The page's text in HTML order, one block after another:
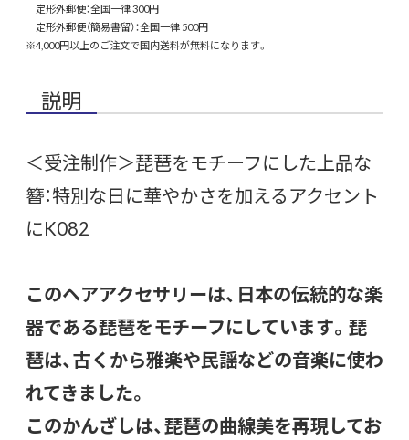
定形外郵便：全国一律 300円
定形外郵便（簡易書留）：全国一律 500円
※4,000円以上のご注文で国内送料が無料になります。
説明
＜受注制作＞琵琶をモチーフにした上品な
簪：特別な日に華やかさを加えるアクセント
にK082
このヘアアクセサリーは、日本の伝統的な楽
器である琵琶をモチーフにしています。琵
琶は、古くから雅楽や民謡などの音楽に使わ
れてきました。
このかんざしは、琵琶の曲線美を再現してお